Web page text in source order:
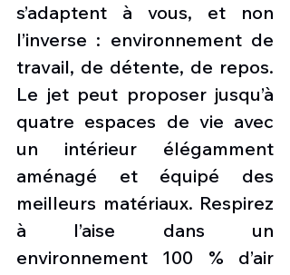
s’adaptent à vous, et non
l’inverse : environnement de
travail, de détente, de repos.
Le jet peut proposer jusqu’à
quatre espaces de vie avec
un intérieur élégamment
aménagé et équipé des
meilleurs matériaux. Respirez
à l’aise dans un
environnement 100 % d’air